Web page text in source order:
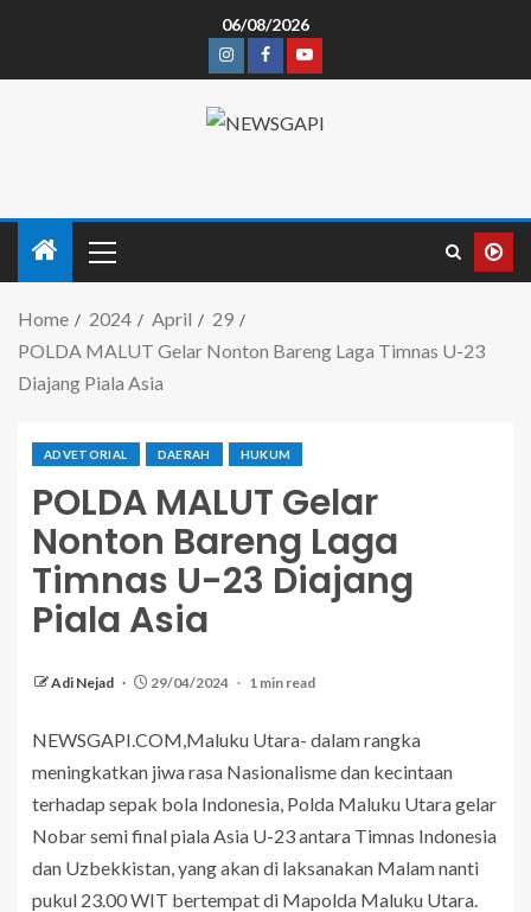
06/08/2026
Home 2024 April
29
POLDA MALUT Gelar Nonton Bareng Laga Timnas U-23
Diajang Piala Asia
ADVETORIAL DAERAH HUKUM
POLDA MALUT Gelar
Nonton Bareng Laga
Timnas U-23 Diajang
Piala Asia
Adi Nejad 29/04/2024 1 min read
NEWSGAPI.COM,Maluku Utara- dalam rangka
meningkatkan jiwa rasa Nasionalisme dan kecintaan
terhadap sepak bola Indonesia, Polda Maluku Utara gelar
Nobar semi final piala Asia U-23 antara Timnas Indonesia
dan Uzbekkistan, yang akan di laksanakan Malam nanti
pukul 23.00 WIT bertempat di Mapolda Maluku Utara.